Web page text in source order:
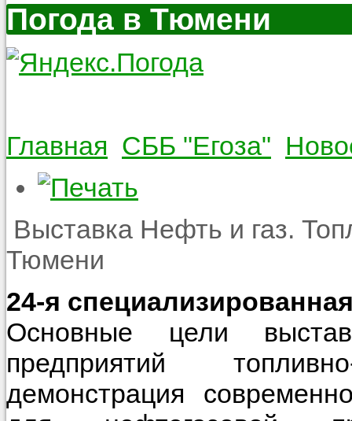
Погода в Тюмени
Главная СББ "Егоза"
Выставка Нефть и газ.
Тюмени
24-я
Основные цели
предприятий
демонстрация